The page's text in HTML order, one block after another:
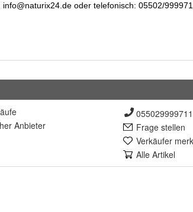
er Anbieter
055029999711
Frage stellen
Verkäufer
Alle Artikel